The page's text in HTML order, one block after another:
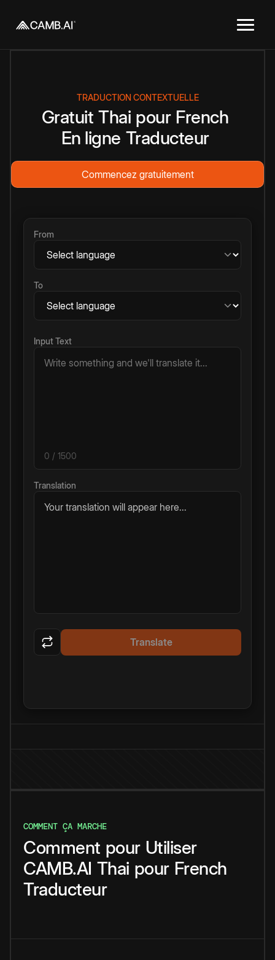
TRADUCTION CONTEXTUELLE
Gratuit Thai pour French
En ligne Traducteur
Commencez gratuitement
From
To
Input Text
0 / 1500
Translation
Your translation will appear here...
Translate
COMMENT ÇA MARCHE
Comment pour Utiliser
CAMB.AI Thai pour French
Traducteur